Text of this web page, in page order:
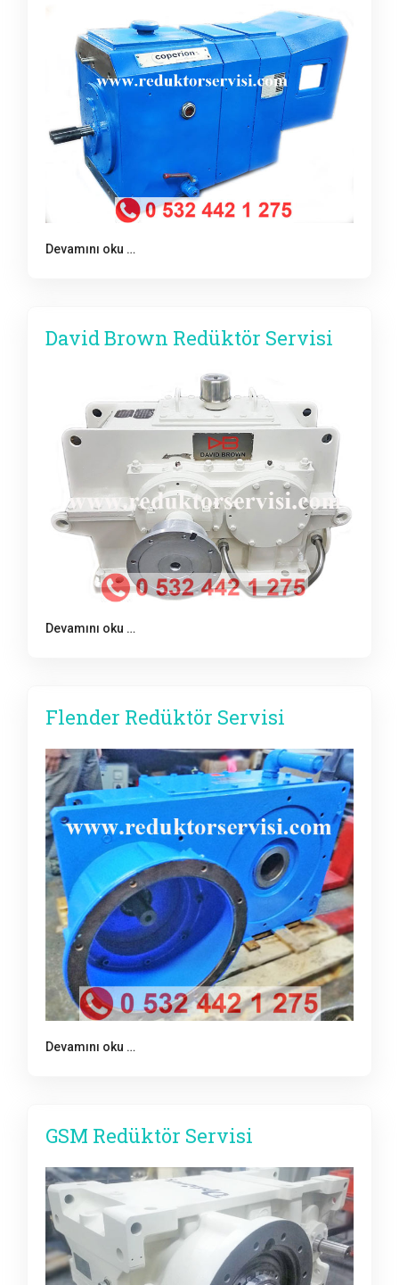
Devamını oku …
David Brown Redüktör Servisi
Devamını oku …
Flender Redüktör Servisi
Devamını oku …
GSM Redüktör Servisi